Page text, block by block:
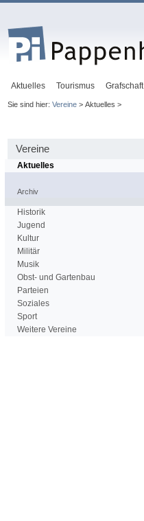
Aktuelles Tourismus Grafschaft
Sie sind hier: Vereine> Aktuelles >
Vereine
Aktuelles
Archiv
Historik
Jugend
Kultur
Militär
Musik
Obst- und Gartenbau
Parteien
Soziales
Sport
Weitere Vereine